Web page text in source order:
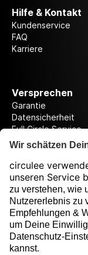
Hilfe & Kontakt
Kundenservice
FAQ
Karriere
Versprechen
Garantie
Datensicherheit
Full Circle Service
Folge uns auf
Ausgezeichnet